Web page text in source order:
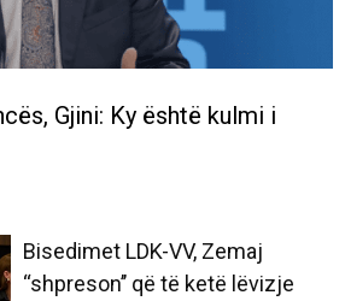
Gjini: Ky është kulmi i
Bisedimet LDK-VV, Zemaj
‘‘shpreson’’ që të ketë lëvizje